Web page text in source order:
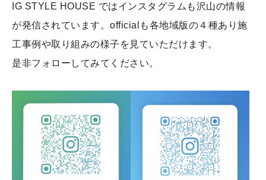
IG STYLE HOUSE ではインスタグラムも沢山の情報
が発信されています。officialも各地域版の４種あり施
工事例や取り組みの様子を見ていただけます。
是非フォローしてみてください。